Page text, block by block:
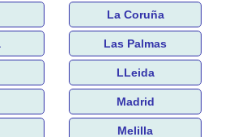
La Coruña
Las Palmas
LLeida
Madrid
Melilla